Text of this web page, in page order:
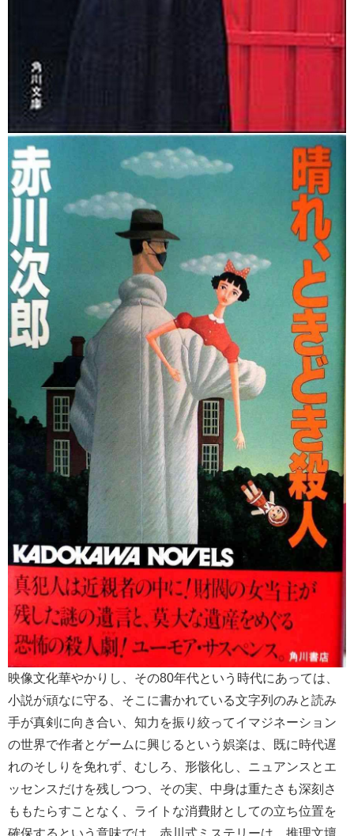
映像文化華やかりし、その80年代という時代にあっては、
小説が頑なに守る、そこに書かれている文字列のみと読み
手が真剣に向き合い、知力を振り絞ってイマジネーション
の世界で作者とゲームに興じるという娯楽は、既に時代遅
れのそしりを免れず、むしろ、形骸化し、ニュアンスとエ
ッセンスだけを残しつつ、その実、中身は重たさも深刻さ
ももたらすことなく、ライトな消費財としての立ち位置を
確保するという意味では、赤川式ミステリーは、推理文壇